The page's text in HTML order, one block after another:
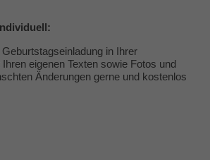
in Ihrer
eigenen Texten sowie Fotos und
Änderungen gerne und kostenlos